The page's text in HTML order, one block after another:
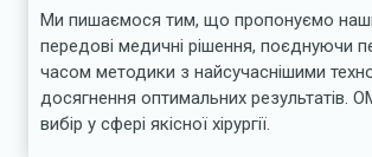
Ми пишаємося тим, що пропонуємо
передові медичні рішення, поєднуючи
часом методики з найсучаснішими
досягнення оптимальних результатів.
вибір у сфері якісної хірургії.